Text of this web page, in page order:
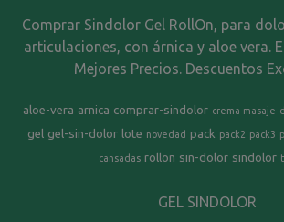
Comprar Sindolor Gel RollOn, para
articulaciones, con árnica y aloe vera.
Mejores Precios. Descuentos
aloe-vera arnica comprar-sindolor crema-masaje
gel gel-sin-dolor lote novedad pack pack2 pack3
cansadas rollon sin-dolor sindolor
GEL SINDOLOR